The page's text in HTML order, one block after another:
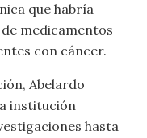
que habría
medicamentos
con cáncer.
Abelardo
institución
hasta